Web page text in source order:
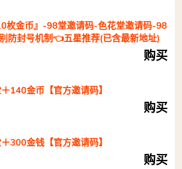
枚金币』-98堂邀请码-色花堂邀请码-98
防封号机制👈五星推荐(已含最新地址)
购买
140金币【官方邀请码】
购买
300金钱【官方邀请码】
购买